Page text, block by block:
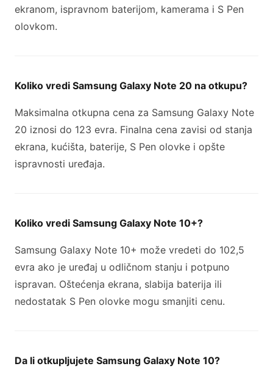
ekranom, ispravnom baterijom, kamerama i S Pen
olovkom.
Koliko vredi Samsung Galaxy Note 20 na otkupu?
Maksimalna otkupna cena za Samsung Galaxy Note
20 iznosi do 123 evra. Finalna cena zavisi od stanja
ekrana, kućišta, baterije, S Pen olovke i opšte
ispravnosti uređaja.
Koliko vredi Samsung Galaxy Note 10+?
Samsung Galaxy Note 10+ može vredeti do 102,5
evra ako je uređaj u odličnom stanju i potpuno
ispravan. Oštećenja ekrana, slabija baterija ili
nedostatak S Pen olovke mogu smanjiti cenu.
Da li otkupljujete Samsung Galaxy Note 10?